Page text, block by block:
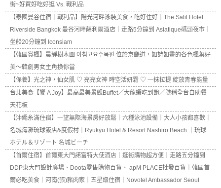
街~好買好吃好逛 Vs. 戰利品
【泰國曼谷住宿｜戰利品】陽光河畔泳裝美食，吃好住好｜The Salil Hotel
Riverside Bangkok 曼谷河畔薩利爾酒店｜走路5分鐘到 Asiatique碼頭夜市｜
坐船20分鐘到 Iconsiam
【韓國賞楓】晨靜樹木園 아침고요수목원 位於京畿道，如詩如畫的各色楓葉好
美～韓劇男女主角換你當
【保養】光之神，仙女肌 ♡ 亮亮女神 時空活妍霜 ♡ 一抹拉提 綻放青春能量
台北美食【饗 A Joy】最高最美景觀Buffet／大龍蝦吃到飽／號稱全台自助餐
天花板
【沖繩糸滿住宿】一望無際海景房好放鬆｜六種泳池設備｜大人小孩都喜歡｜
名城海灘琉球飯店&度假村｜Ryukyu Hotel & Resort Nashiro Beach ｜琉球
ホテル＆リゾート 名城ビーチ
【首爾住宿】首爾東大門諾富特大使酒店｜逛街購物超方便｜走路五分鐘到
DDP東大門設計廣場、Doota零售購物百貨、 apM PLACE批發百貨｜韓國首
爾必吃美食｜河南(張)豬肉家｜五星級住宿｜Novotel Ambassador Seoul